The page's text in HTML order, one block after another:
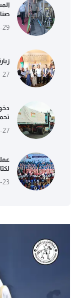
صناعية لـ51
29
زيارة
27
تحمل 938 طناً من
27
23